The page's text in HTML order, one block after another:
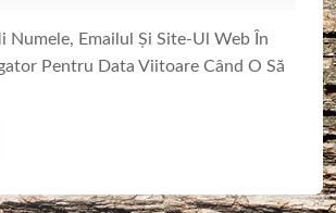
Numele, Emailul Și Site-Ul Web În
Pentru Data Viitoare Când O Să